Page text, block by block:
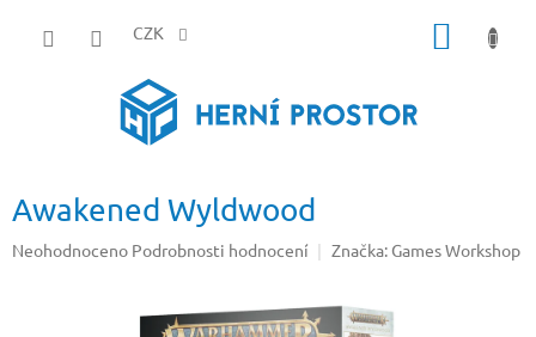
CZK
Awakened Wyldwood
Průměrné
Neohodnoceno Podrobnosti hodnocení Značka: Games Workshop